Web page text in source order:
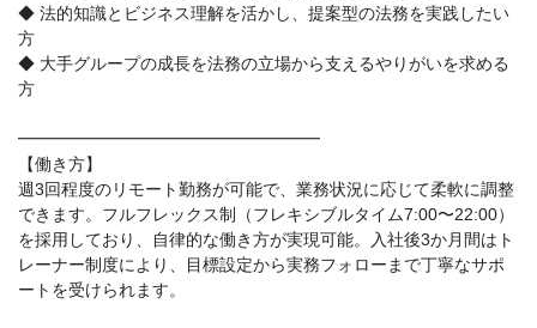
◆ 法的知識とビジネス理解を活かし、提案型の法務を実践したい
方
◆ 大手グループの成長を法務の立場から支えるやりがいを求める
方
━━━━━━━━━━━━━━━━━━
【働き方】
週3回程度のリモート勤務が可能で、業務状況に応じて柔軟に調整
できます。フルフレックス制（フレキシブルタイム7:00〜22:00）
を採用しており、自律的な働き方が実現可能。入社後3か月間はト
レーナー制度により、目標設定から実務フォローまで丁寧なサポ
ートを受けられます。